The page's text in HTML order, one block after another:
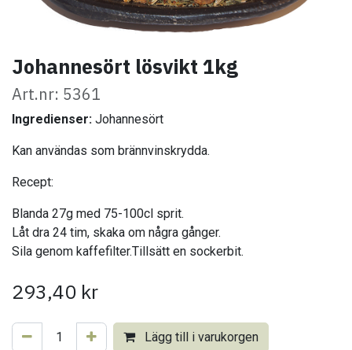
Johannesört lösvikt 1kg
Art.nr: 5361
Ingredienser: Johannesört
Kan användas som brännvinskrydda.
Recept:
Blanda 27g med 75-100cl sprit.
Låt dra 24 tim, skaka om några gånger.
Sila genom kaffefilter.Tillsätt en sockerbit.
293,40 kr
Lägg till i varukorgen